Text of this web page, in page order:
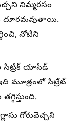
నిమ్మరసం
దూరమవుతాయి.
నోటిని
యాసిడ్
మూత్రంలో సిట్రేట్
గోరువెచ్చని